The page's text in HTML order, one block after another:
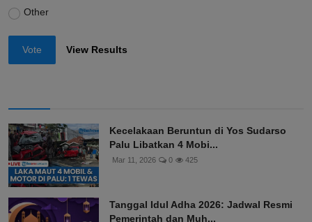
Other
Vote View Results
Kecelakaan Beruntun di Yos Sudarso
Palu Libatkan 4 Mobi...
Mar 11, 2026 0 425
Tanggal Idul Adha 2026: Jadwal Resmi
Pemerintah dan Muh...